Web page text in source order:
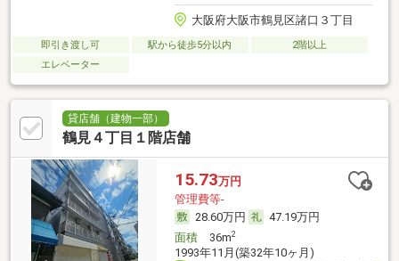
大阪府大阪市鶴見区諸口３丁目
即引き渡し可 駅から徒歩5分以内
2階以上
エレベーター
貸店舗（建物一部）
鶴見４丁目１階店舗
15.73万円
管理費等-
28.60万円
47.19万円
面積36m2
1993年11月(築32年10ヶ月)